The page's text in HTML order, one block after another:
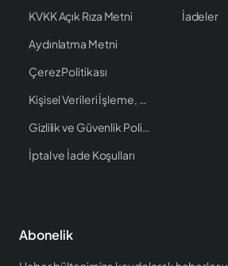
KVKK Açık Rıza Metni
Aydınlatma Metni
Çerez Politikası
Kişisel Verileri İşleme, Saklama ve İmha Politikası
Gizlilik ve Güvenlik Politikası
İptal ve İade Koşulları
İadeler
Abonelik